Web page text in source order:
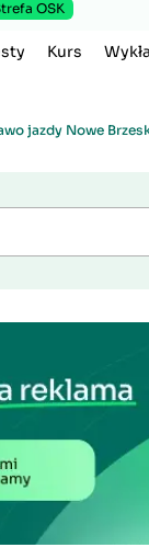
Kurs
OSK
jazdy Nowe